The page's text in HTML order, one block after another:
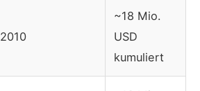
2010
~18 Mio.
USD
kumuliert